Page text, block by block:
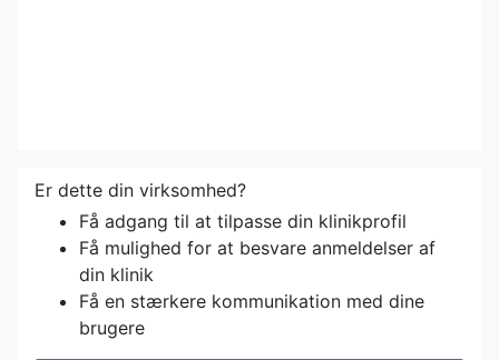
Er dette din virksomhed?
Få adgang til at tilpasse din klinikprofil
Få mulighed for at besvare anmeldelser af
din klinik
Få en stærkere kommunikation med dine
brugere